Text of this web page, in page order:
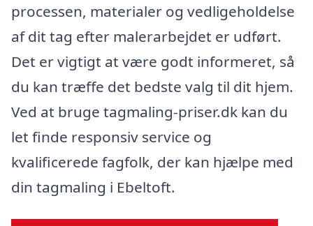
processen, materialer og vedligeholdelse
af dit tag efter malerarbejdet er udført.
Det er vigtigt at være godt informeret, så
du kan træffe det bedste valg til dit hjem.
Ved at bruge tagmaling-priser.dk kan du
let finde responsiv service og
kvalificerede fagfolk, der kan hjælpe med
din tagmaling i Ebeltoft.